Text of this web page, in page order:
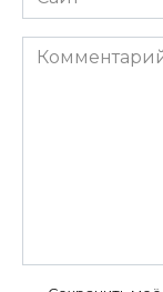
Комментарий